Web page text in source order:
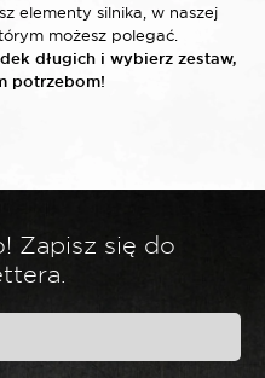
elementy silnika, w naszej
możesz polegać.
długich i wybierz zestaw,
potrzebom!
Zapisz się do